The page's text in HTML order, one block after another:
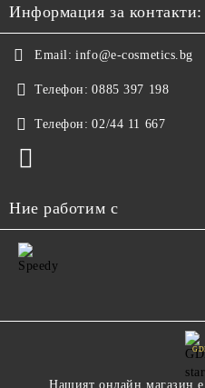
Информация за контакти:
Email: info@e-cosmetics.bg
Телефон: 0885 397 198
Телефон: 02/44 11 667
Ние работим с
Нашият онлайн магазин е